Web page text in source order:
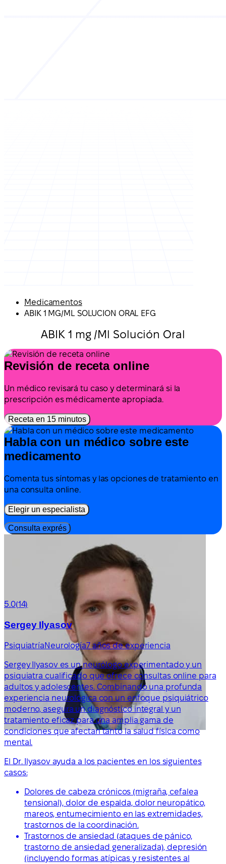
Medicamentos
ABIK 1 MG/ML SOLUCION ORAL EFG
ABIK 1 mg /Ml Solución Oral
Revisión de receta online
Un médico revisará tu caso y determinará si la
prescripción es médicamente apropiada.
Receta en 15 minutos
Habla con un médico sobre este
medicamento
Comenta tus síntomas y las opciones de tratamiento en
una consulta online.
Elegir un especialista
Consulta exprés
5.0(14)
Sergey Ilyasov
PsiquiatríaNeurología7 años de experiencia
Sergey Ilyasov es un neurólogo experimentado y un
psiquiatra cualificado que ofrece consultas online para
adultos y adolescentes. Combinando una profunda
experiencia neurológica con un enfoque psiquiátrico
moderno, asegura un diagnóstico integral y un
tratamiento eficaz para una amplia gama de
condiciones que afectan tanto la salud física como
mental.
El Dr. Ilyasov ayuda a los pacientes en los siguientes
casos:
Dolores de cabeza crónicos (migraña, cefalea
tensional), dolor de espalda, dolor neuropático,
mareos, entumecimiento en las extremidades,
trastornos de la coordinación.
Trastornos de ansiedad (ataques de pánico,
trastorno de ansiedad generalizada), depresión
(incluyendo formas atípicas y resistentes al